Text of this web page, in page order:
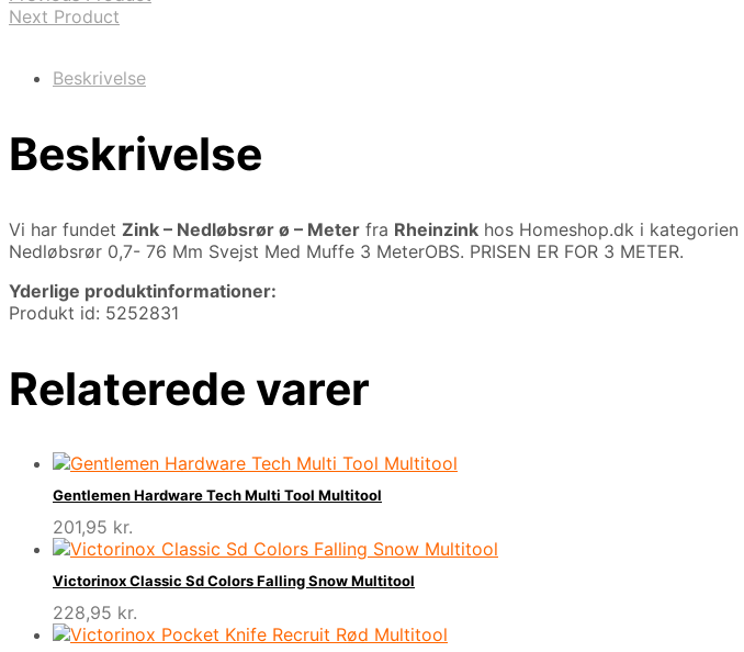
Next Product
Beskrivelse
Beskrivelse
Vi har fundet Zink – Nedløbsrør ø – Meter fra Rheinzink hos Homeshop.dk i kategorien
Nedløbsrør 0,7- 76 Mm Svejst Med Muffe 3 MeterOBS. PRISEN ER FOR 3 METER.
Yderlige produktinformationer:
Produkt id: 5252831
Relaterede varer
Gentlemen Hardware Tech Multi Tool Multitool
201,95 kr.
Victorinox Classic Sd Colors Falling Snow Multitool
228,95 kr.